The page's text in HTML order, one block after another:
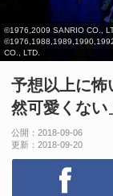
©1976,2009 SANRIO CO.,
CO., LTD.
予想以上に
然可愛くない
公開： 2018-09-06
更新： 2018-09-20